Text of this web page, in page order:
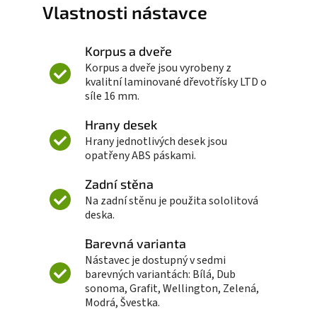
Vlastnosti nástavce
Korpus a dveře
Korpus a dveře jsou vyrobeny z
kvalitní laminované dřevotřísky LTD o
síle 16 mm.
Hrany desek
Hrany jednotlivých desek jsou
opatřeny ABS páskami.
Zadní stěna
Na zadní stěnu je použita sololitová
deska.
Barevná varianta
Nástavec je dostupný v sedmi
barevných variantách: Bílá, Dub
sonoma, Grafit, Wellington, Zelená,
Modrá, Švestka.